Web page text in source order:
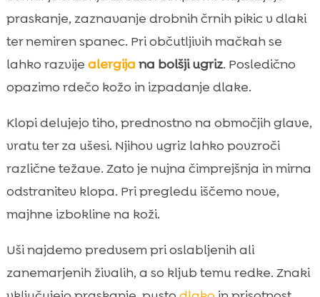
praskanje, zaznavanje drobnih črnih pikic v dlaki
ter nemiren spanec. Pri občutljivih mačkah se
lahko razvije alergija na bolšji ugriz. Posledično
opazimo rdečo kožo in izpadanje dlake.
Klopi delujejo tiho, prednostno na območjih glave,
vratu ter za ušesi. Njihov ugriz lahko povzroči
različne težave. Zato je nujna čimprejšnja in mirna
odstranitev klopa. Pri pregledu iščemo nove,
majhne izbokline na koži.
Uši najdemo predvsem pri oslabljenih ali
zanemarjenih živalih, a so kljub temu redke. Znaki